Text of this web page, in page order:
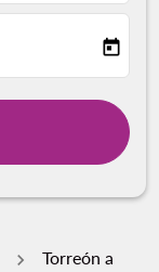
today
Torreón a